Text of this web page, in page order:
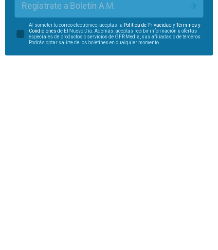
Regístrate a Boletín A.M.
Al someter tu correo electrónico, aceptas la Política de Privacidad yTérminos y
Condiciones de El Nuevo Día. Además, aceptas recibir información u ofertas
especiales de productos o servicios de GFR Media, sus afiliadas o de terceros.
Podrás optar salirte de los boletines en cualquier momento.